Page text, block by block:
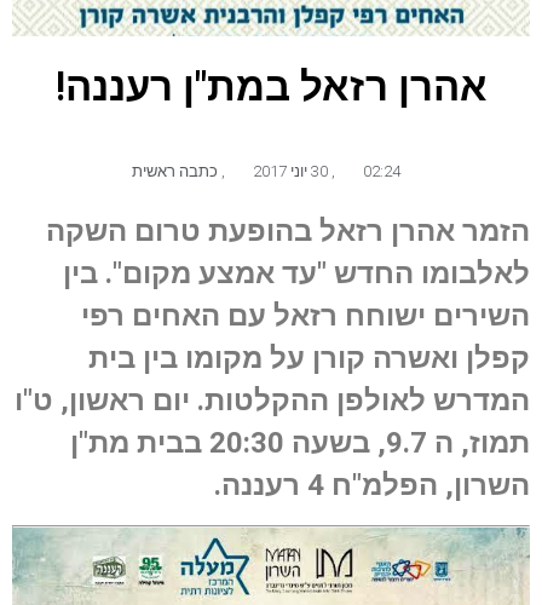
אהרן רזאל במת"ן רעננה!
02:24 כתבה ראשית
הזמר אהרן רזאל בהופעת טרום השקה
לאלבומו החדש "עד אמצע מקום". בין
השירים ישוחח רזאל עם האחים רפי
קפלן ואשרה קורן על מקומו בין בית
המדרש לאולפן ההקלטות. יום ראשון, ט"ו
תמוז, ה 9.7, בשעה 20:30 בבית מת"ן
השרון, הפלמ"ח 4 רעננה.